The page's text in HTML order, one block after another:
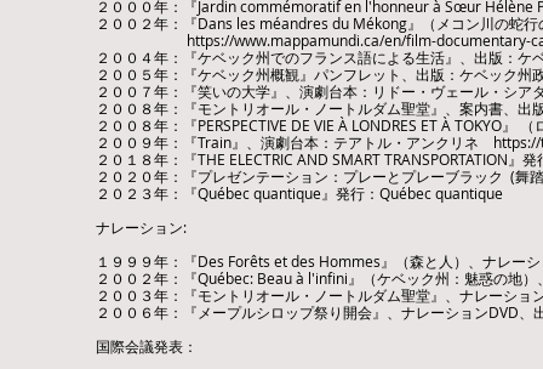
２０００年：『Jardin commémoratif en l'honneur à Sœur Hélène
２００２年：『Dans les méandres du Mékong』（メコン川の蛇
https://www.mappamundi.ca/en/film-documentary-
２００４年：『ケベック州でのフランス語による生活』、出版：ケ
２００５年：『ケベック州概観』パンフレット、出版：ケベック州
２００７年：『笑いの大学』、演劇台本：リドー・ヴェール・シ
２００８年：『モントリオール・ノートルダム聖堂』、案内書、出
２００８年：『PERSPECTIVE DE VIE À LONDRES ET À TOKYO
２００９年：『Train』、演劇台本：テアトル・アンクリネ
２０１８年：『THE ELECTRIC AND SMART TRANSPORTATION』
２０２０年：『プレゼンテーション：プレーとプレーブラック (舞
２０２３年：『Québec quantique』発行：Québec quantique
​ナレーション:
１９９９年：『Des Forêts et des Hommes』（森と人）、ナレー
２００２年：『Québec: Beau à l'infini』（ケベック州：魅惑の地
２００３年：『モントリオール・ノートルダム聖堂』、ナレーシ
２００６年：『メープルシロップ祭り開会』、ナレーションDVD
国際会議発表：